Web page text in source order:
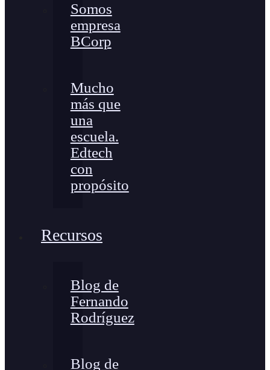
Somos
empresa
BCorp
Mucho
más que
una
escuela.
Edtech
con
propósito
Recursos
Blog de
Fernando
Rodríguez
Blog de